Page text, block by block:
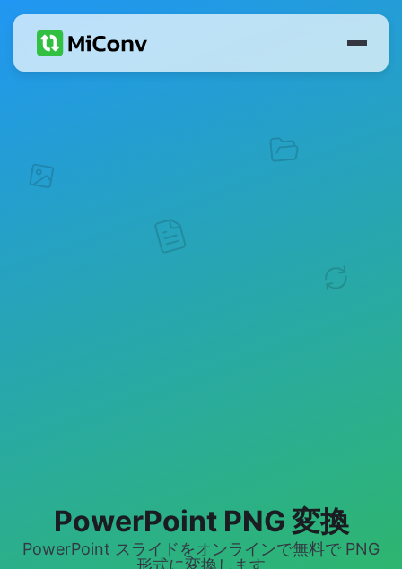
PowerPoint PNG 変換
PowerPoint スライドをオンラインで無料で PNG
形式に変換します